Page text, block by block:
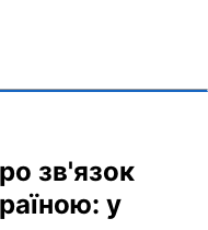
зв'язок
у